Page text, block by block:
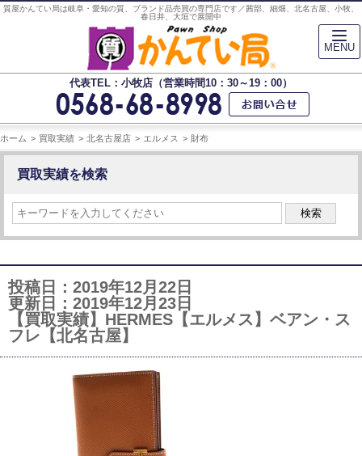
質屋かんてい局は岐阜・愛知の質、ブランド品売買の専門店です／茜部、細畑、北名古屋、小牧、
春日井、大垣で展開中
代表TEL：小牧店（営業時間10：30～19：00）
ホーム 買取実績 北名古屋店 エルメス 財布
買取実績を検索
検索
投稿日：2019年12月22日
更新日：2019年12月23日
【買取実績】HERMES【エルメス】ベアン・ス
フレ【北名古屋】
MENU